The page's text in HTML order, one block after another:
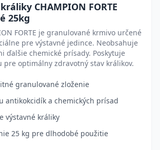
CHAMPION FORTE
25kg
FORTE je granulované krmivo určené
pre výstavné jedince. Neobsahuje
ďalšie chemické prísady. Poskytuje
pre optimálny zdravotný stav králikov.
granulované zloženie
antikokcidík a chemických prísad
výstavné králiky
25 kg pre dlhodobé použitie